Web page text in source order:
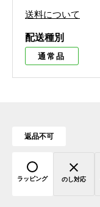
送料について
配送種別
通常品
返品不可
ラッピング のし対応